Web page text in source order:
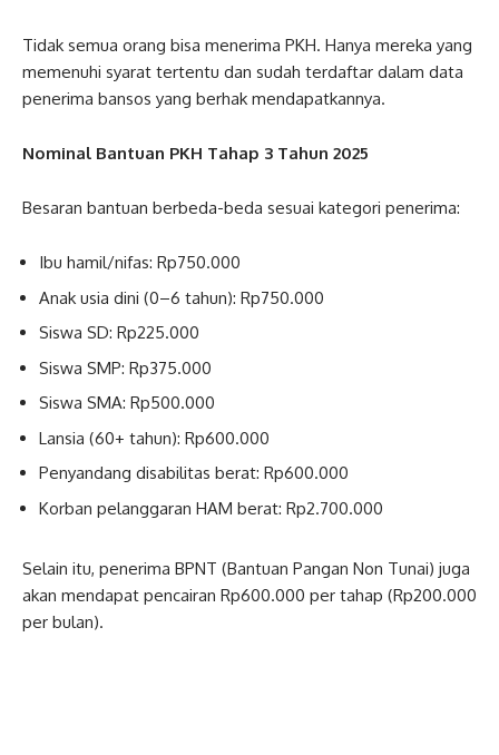
Tidak semua orang bisa menerima PKH. Hanya mereka yang
memenuhi syarat tertentu dan sudah terdaftar dalam data
penerima bansos yang berhak mendapatkannya.
Nominal Bantuan PKH Tahap 3 Tahun 2025
Besaran bantuan berbeda-beda sesuai kategori penerima:
Ibu hamil/nifas: Rp750.000
Anak usia dini (0–6 tahun): Rp750.000
Siswa SD: Rp225.000
Siswa SMP: Rp375.000
Siswa SMA: Rp500.000
Lansia (60+ tahun): Rp600.000
Penyandang disabilitas berat: Rp600.000
Korban pelanggaran HAM berat: Rp2.700.000
Selain itu, penerima BPNT (Bantuan Pangan Non Tunai) juga
akan mendapat pencairan Rp600.000 per tahap (Rp200.000
per bulan).